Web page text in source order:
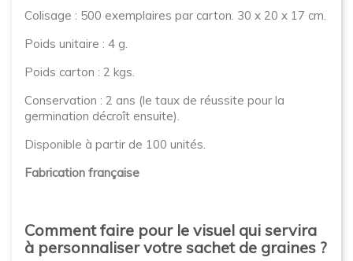
Colisage : 500 exemplaires par carton. 30 x 20 x 17 cm.
Poids unitaire : 4 g.
Poids carton : 2 kgs.
Conservation : 2 ans (le taux de réussite pour la
germination décroît ensuite).
Disponible à partir de 100 unités.
Fabrication française
Comment faire pour le visuel qui servira
à personnaliser votre sachet de graines ?